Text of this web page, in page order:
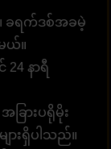
ခရက်ဒစ်အခမဲ့
ယ်။
နာရီ
ခြားပရိုမိုး
ျားရှိပါသည်။